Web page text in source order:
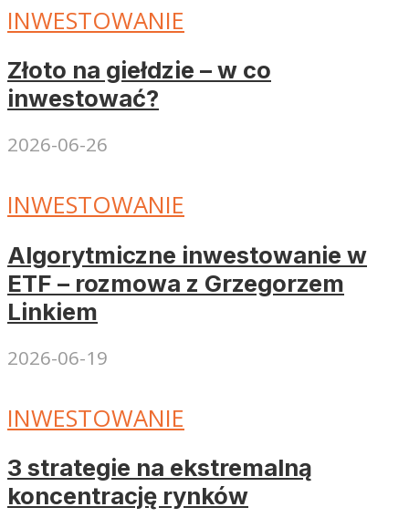
INWESTOWANIE
Złoto na giełdzie – w co
inwestować?
2026-06-26
INWESTOWANIE
Algorytmiczne inwestowanie w
ETF – rozmowa z Grzegorzem
Linkiem
2026-06-19
INWESTOWANIE
3 strategie na ekstremalną
koncentrację rynków